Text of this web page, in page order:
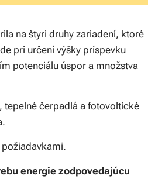
na štyri druhy zariadení, ktoré
pri určení výšky príspevku
potenciálu úspor a množstva
tepelné čerpadlá a fotovoltické
energie zodpovedajúcu